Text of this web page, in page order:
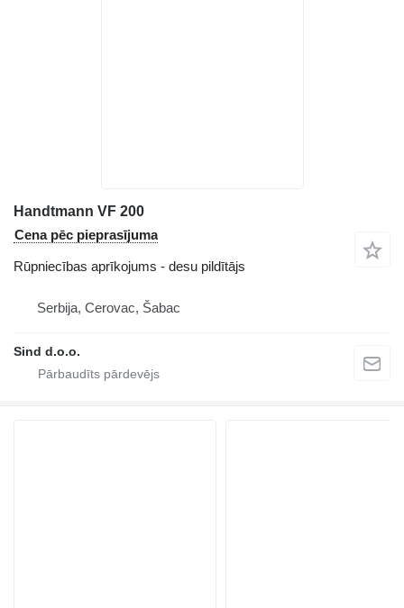
Handtmann VF 200
Cena pēc pieprasījuma
Rūpniecības aprīkojums - desu pildītājs
Serbija, Cerovac, Šabac
Sind d.o.o.